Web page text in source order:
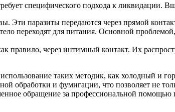
специфического подхода к ликвидации.
паразиты передаются через прямой
переходят для питания. Основной
через интимный контакт. Их
таких методик, как холодный и
и фумигации, что позволяет не
обращение за профессиональной помощью